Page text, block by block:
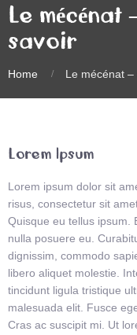
Le mécénat
savoir
Home Le mécénat –
Lorem Ipsum
Lorem ipsum dolor sit
risus, consectetur sit
Quisque eu tellus ipsum.
nulla posuere eu.
dignissim, commodo
libero aliquet molestie.
tincidunt ligula tristique
malesuada elit. Fusce
Cras ac suscipit mi. Ut